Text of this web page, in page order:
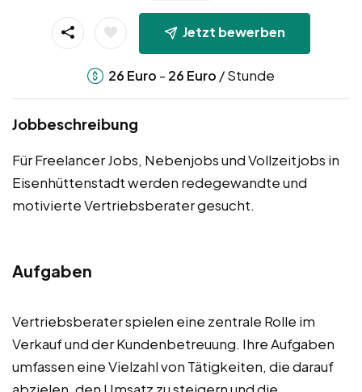
Jetzt bewerben
26 Euro - 26 Euro / Stunde
Jobbeschreibung
Für Freelancer Jobs, Nebenjobs und Vollzeitjobs in
Eisenhüttenstadt werden redegewandte und
motivierte Vertriebsberater gesucht.
Aufgaben
Vertriebsberater spielen eine zentrale Rolle im
Verkauf und der Kundenbetreuung. Ihre Aufgaben
umfassen eine Vielzahl von Tätigkeiten, die darauf